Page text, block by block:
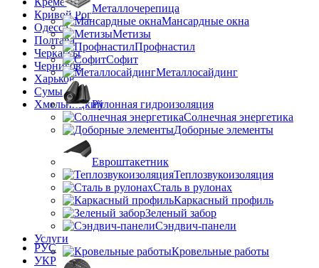
Кривой Рог
Одесса
Полтава
Черкассы
Чернигов
Харьков
Сумы
Хмельницкий
РУС
УКР
Металлочерепица
Мансардные окна
Метизы
Профнастил
Софит
Металлосайдинг
Рулонная гидроизоляция
Солнечная энергетика
Доборные элементы
Евроштакетник
Теплозвукоизоляция
Сталь в рулонах
Каркасный профиль
Зеленый забор
Сэндвич-панели
Услуги
Кровельные работы